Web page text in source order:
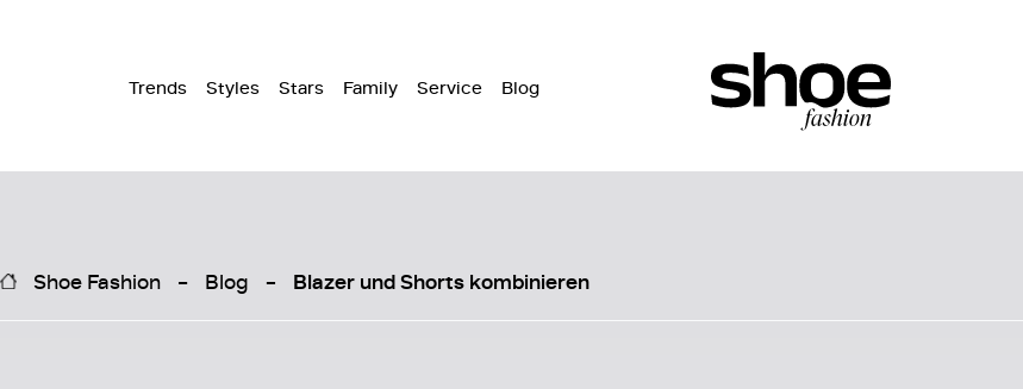
Trends Styles Stars Family Service Blog
Shoe Fashion Blog Blazer und Shorts kombinieren